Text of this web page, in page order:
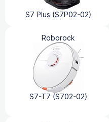
S7 Plus (S7P02-02)
Roborock
S7-T7 (S702-02)